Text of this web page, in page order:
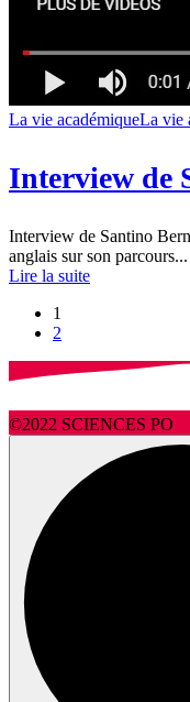
La vie académiqueLa vie
Interview de
Interview de Santino
anglais sur son parcours...
Lire la suite
1
2
©2022 SCIENCES PO